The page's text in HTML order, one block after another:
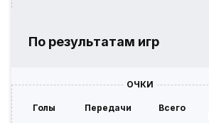
По результатам игр
ОЧКИ
Голы Передачи Всего